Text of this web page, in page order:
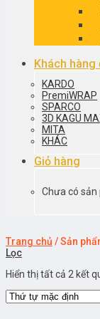
Khách hàng
KARDO
PremiWRAP
SPARCO
3D KAGU
MITA
KHÁC
Giỏ hàng
Chưa có sản
Trang chủ /Sản
Lọc
Hiển thị tất cả 2 kết